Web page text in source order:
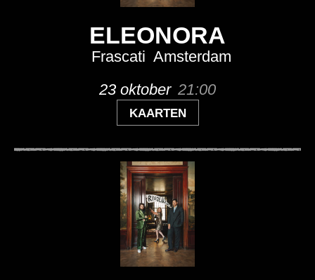
23 oktober 21:00
KAARTEN
ELEONORA
Frascati Amsterdam